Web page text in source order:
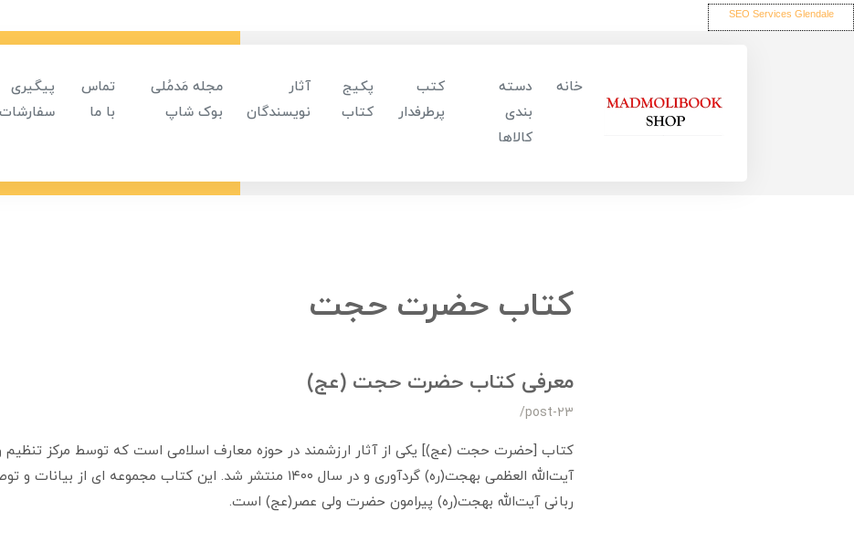
SEO Services Glendale
خانه
دسته
بندی
کالاها
کتب
پرطرفدار
پکیج
کتاب
آثار
نویسندگان
مجله مَدمُلی
بوک شاپ
تماس
با ما
پیگیری
سفارشات
کتاب حضرت حجت
معرفی کتاب حضرت حجت (عج)
/post-23
کتاب [حضرت حجت (عج)] یکی از آثار ارزشمند در حوزه معارف اسلامی است که توسط مرکز تنظیم و
آیت‌الله العظمی بهجت(ره) گردآوری و در سال ۱۴۰۰ منتشر شد. این کتاب مجموعه ای از
ربانی آیت‌الله بهجت(ره) پیرامون حضرت ولی عصر(عج) است.